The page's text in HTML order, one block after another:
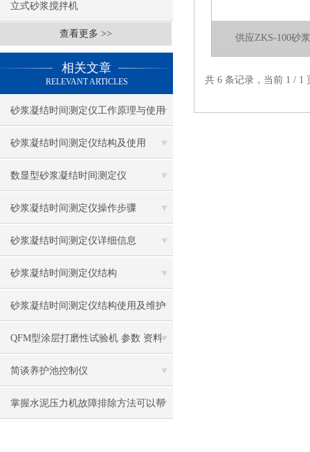
立式砂浆搅拌机
查看更多 >>
相关文章
RELEVANT ARTICLES
砂浆凝结时间测定仪工作原理与使用
方法
砂浆凝结时间测定仪结构及使用
数显型砂浆凝结时间测定仪
砂浆凝结时间测定仪操作步骤
砂浆凝结时间测定仪详细信息
砂浆凝结时间测定仪结构
砂浆凝结时间测定仪结构使用及维护
保养
QFM型涂层打磨性试验机 参数 资料
简谈养护池控制仪
掌握水泥压力机故障排除方法可以帮
供应ZKS-100砂
共 6 条记录，当前 1 /